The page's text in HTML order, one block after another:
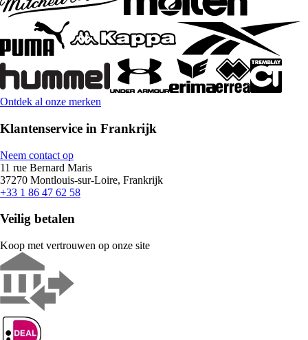
Ontdek al onze merken
Klantenservice in Frankrijk
Neem contact op
11 rue Bernard Maris
37270 Montlouis-sur-Loire, Frankrijk
+33 1 86 47 62 58
Veilig betalen
Koop met vertrouwen op onze site